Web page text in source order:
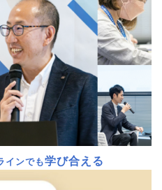
インでも学び合える